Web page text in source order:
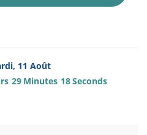
11 Août
29 Minutes 18Seconds